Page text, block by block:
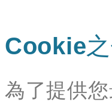
Cookie
為了提供